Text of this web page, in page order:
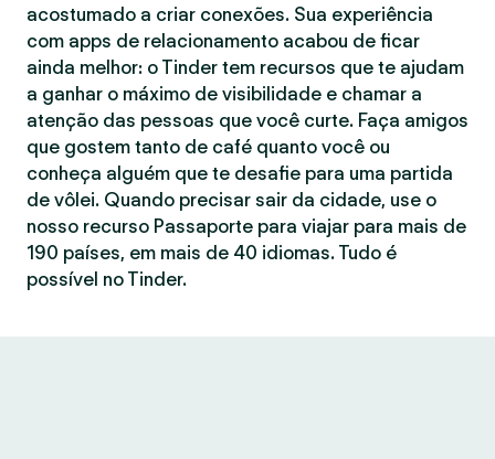
acostumado a criar conexões. Sua experiência
com apps de relacionamento acabou de ficar
ainda melhor: o Tinder tem recursos que te ajudam
a ganhar o máximo de visibilidade e chamar a
atenção das pessoas que você curte. Faça amigos
que gostem tanto de café quanto você ou
conheça alguém que te desafie para uma partida
de vôlei. Quando precisar sair da cidade, use o
nosso recurso Passaporte para viajar para mais de
190 países, em mais de 40 idiomas. Tudo é
possível no Tinder.